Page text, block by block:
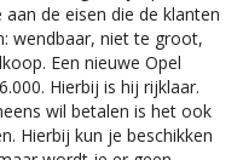
de eisen die de klanten
wendbaar, niet te groot,
Een nieuwe Opel
Hierbij is hij rijklaar.
wil betalen is het ook
Hierbij kun je beschikken